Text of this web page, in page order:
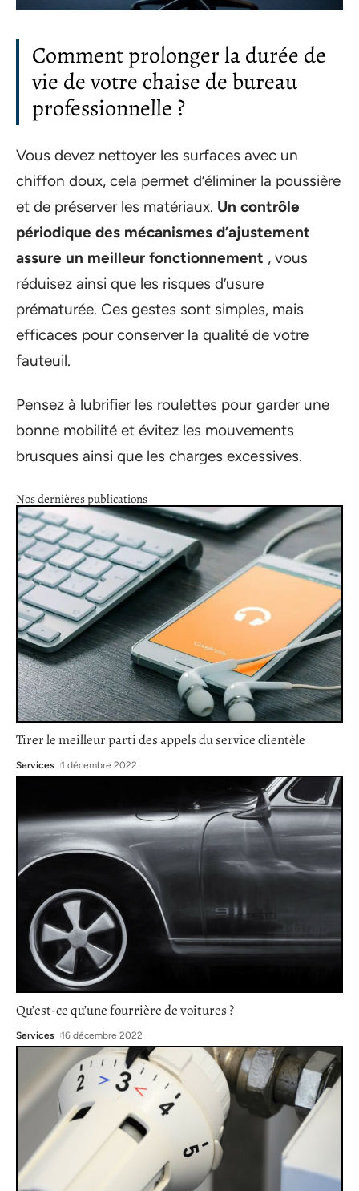
Comment prolonger la durée de
vie de votre chaise de bureau
professionnelle ?
Vous devez nettoyer les surfaces avec un
chiffon doux, cela permet d’éliminer la poussière
et de préserver les matériaux. Un contrôle
périodique des mécanismes d’ajustement
assure un meilleur fonctionnement , vous
réduisez ainsi que les risques d’usure
prématurée. Ces gestes sont simples, mais
efficaces pour conserver la qualité de votre
fauteuil.
Pensez à lubrifier les roulettes pour garder une
bonne mobilité et évitez les mouvements
brusques ainsi que les charges excessives.
Nos dernières publications
Tirer le meilleur parti des appels du service clientèle
Services 1 décembre 2022
Qu’est-ce qu’une fourrière de voitures ?
Services 16 décembre 2022